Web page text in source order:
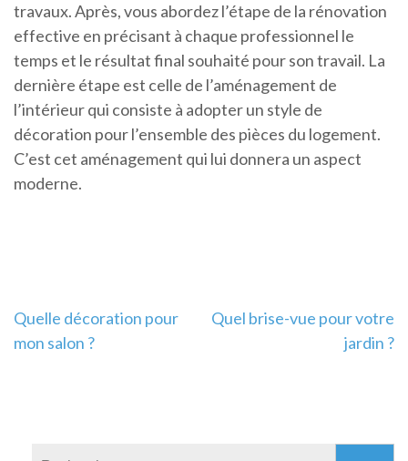
travaux. Après, vous abordez l’étape de la rénovation
effective en précisant à chaque professionnel le
temps et le résultat final souhaité pour son travail. La
dernière étape est celle de l’aménagement de
l’intérieur qui consiste à adopter un style de
décoration pour l’ensemble des pièces du logement.
C’est cet aménagement qui lui donnera un aspect
moderne.
Navigation
Quelle décoration pour
mon salon ?
Quel brise-vue pour votre
jardin ?